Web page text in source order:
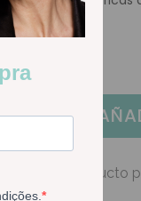
de este producto